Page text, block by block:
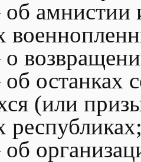
об амнистии
о
об останках
(или
об